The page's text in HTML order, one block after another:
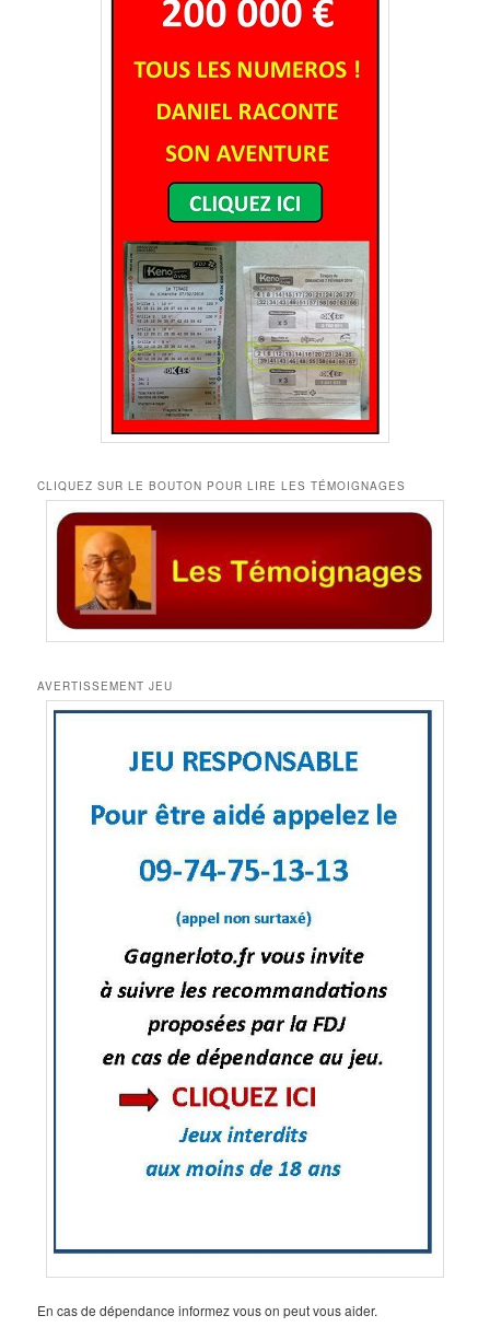
CLIQUEZ SUR LE BOUTON POUR LIRE LES TÉMOIGNAGES
AVERTISSEMENT JEU
En cas de dépendance informez vous on peut vous aider.